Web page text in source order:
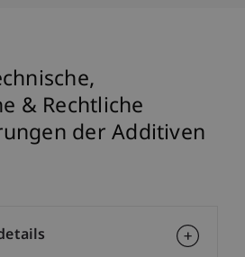
& Rechtliche
der Additiven